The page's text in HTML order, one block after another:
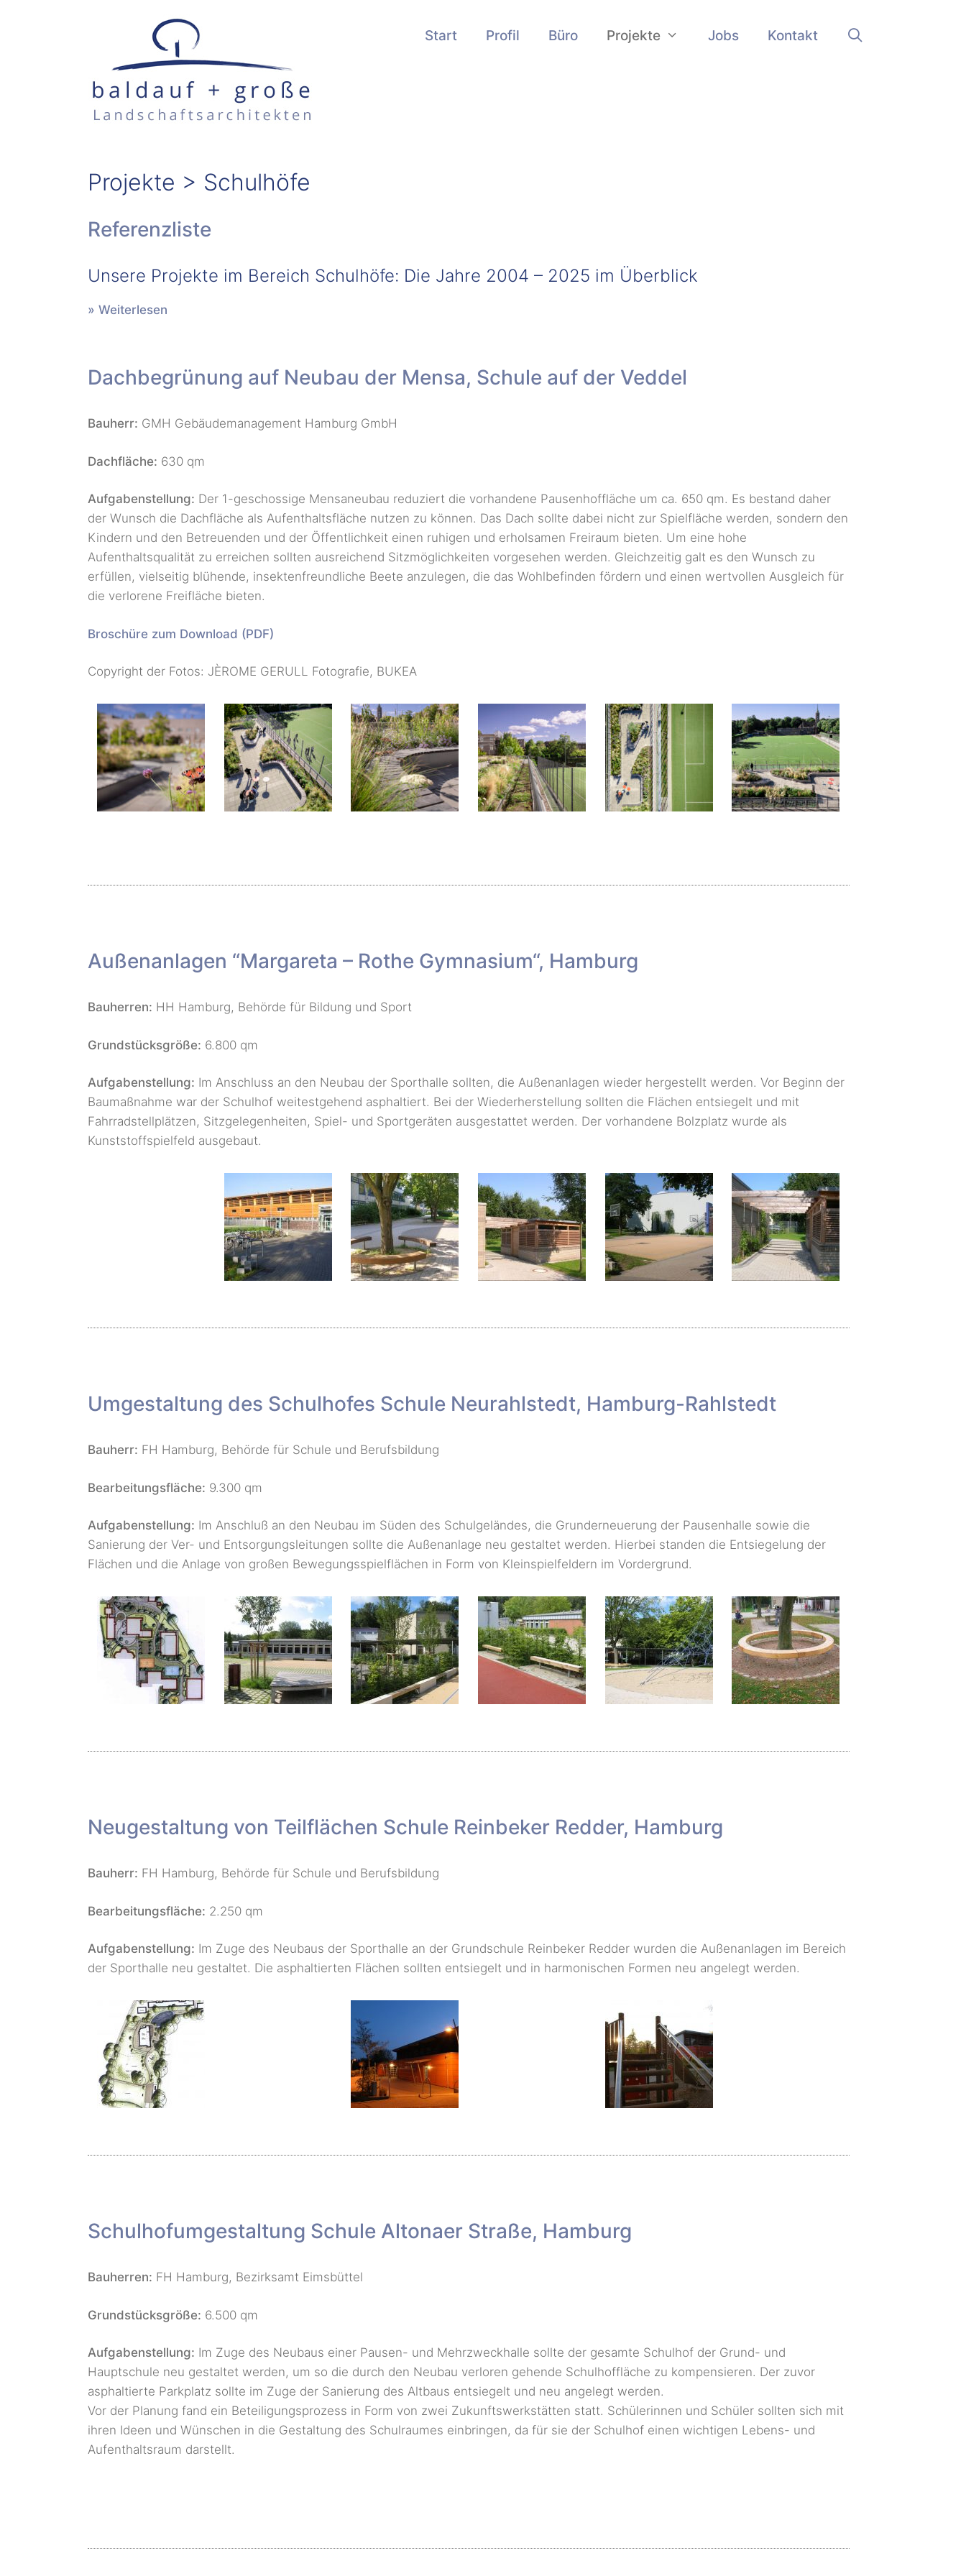
Start Profil Büro Projekte Jobs Kontakt
Projekte > Schulhöfe
Referenzliste
Unsere Projekte im Bereich Schulhöfe: Die Jahre 2004 – 2025 im Überblick
» Weiterlesen
Dachbegrünung auf Neubau der Mensa, Schule auf der Veddel
Bauherr: GMH Gebäudemanagement Hamburg GmbH
Dachfläche: 630 qm
Aufgabenstellung: Der 1-geschossige Mensaneubau reduziert die vorhandene Pausenhoffläche um ca. 650 qm. Es bestand daher
der Wunsch die Dachfläche als Aufenthaltsfläche nutzen zu können. Das Dach sollte dabei nicht zur Spielfläche werden, sondern den
Kindern und den Betreuenden und der Öffentlichkeit einen ruhigen und erholsamen Freiraum bieten. Um eine hohe
Aufenthaltsqualität zu erreichen sollten ausreichend Sitzmöglichkeiten vorgesehen werden. Gleichzeitig galt es den Wunsch zu
erfüllen, vielseitig blühende, insektenfreundliche Beete anzulegen, die das Wohlbefinden fördern und einen wertvollen Ausgleich für
die verlorene Freifläche bieten.
Broschüre zum Download (PDF)
Copyright der Fotos: JÈROME GERULL Fotografie, BUKEA
Außenanlagen “Margareta – Rothe Gymnasium“, Hamburg
Bauherren: HH Hamburg, Behörde für Bildung und Sport
Grundstücksgröße: 6.800 qm
Aufgabenstellung: Im Anschluss an den Neubau der Sporthalle sollten, die Außenanlagen wieder hergestellt werden. Vor Beginn der
Baumaßnahme war der Schulhof weitestgehend asphaltiert. Bei der Wiederherstellung sollten die Flächen entsiegelt und mit
Fahrradstellplätzen, Sitzgelegenheiten, Spiel- und Sportgeräten ausgestattet werden. Der vorhandene Bolzplatz wurde als
Kunststoffspielfeld ausgebaut.
Umgestaltung des Schulhofes Schule Neurahlstedt, Hamburg-Rahlstedt
Bauherr: FH Hamburg, Behörde für Schule und Berufsbildung
Bearbeitungsfläche: 9.300 qm
Aufgabenstellung: Im Anschluß an den Neubau im Süden des Schulgeländes, die Grunderneuerung der Pausenhalle sowie die
Sanierung der Ver- und Entsorgungsleitungen sollte die Außenanlage neu gestaltet werden. Hierbei standen die Entsiegelung der
Flächen und die Anlage von großen Bewegungsspielflächen in Form von Kleinspielfeldern im Vordergrund.
Neugestaltung von Teilflächen Schule Reinbeker Redder, Hamburg
Bauherr: FH Hamburg, Behörde für Schule und Berufsbildung
Bearbeitungsfläche: 2.250 qm
Aufgabenstellung: Im Zuge des Neubaus der Sporthalle an der Grundschule Reinbeker Redder wurden die Außenanlagen im Bereich
der Sporthalle neu gestaltet. Die asphaltierten Flächen sollten entsiegelt und in harmonischen Formen neu angelegt werden.
Schulhofumgestaltung Schule Altonaer Straße, Hamburg
Bauherren: FH Hamburg, Bezirksamt Eimsbüttel
Grundstücksgröße: 6.500 qm
Aufgabenstellung: Im Zuge des Neubaus einer Pausen- und Mehrzweckhalle sollte der gesamte Schulhof der Grund- und
Hauptschule neu gestaltet werden, um so die durch den Neubau verloren gehende Schulhoffläche zu kompensieren. Der zuvor
asphaltierte Parkplatz sollte im Zuge der Sanierung des Altbaus entsiegelt und neu angelegt werden.
Vor der Planung fand ein Beteiligungsprozess in Form von zwei Zukunftswerkstätten statt. Schülerinnen und Schüler sollten sich mit
ihren Ideen und Wünschen in die Gestaltung des Schulraumes einbringen, da für sie der Schulhof einen wichtigen Lebens- und
Aufenthaltsraum darstellt.